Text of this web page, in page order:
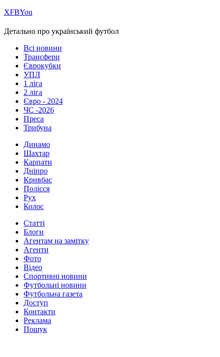
ХFBYou
Детально про український футбол
Всі новини
Трансфери
Єврокубки
УПЛ
1 ліга
2 ліга
Євро - 2024
ЧС -2026
Преса
Трибуна
Динамо
Шахтар
Карпати
Дніпро
Кривбас
Полісся
Рух
Колос
Статті
Блоги
Агентам на замітку
Агенти
Фото
Відео
Спортивні новини
Футбольні новини
Футбольна газета
Доступ
Контакти
Реклама
Пошук